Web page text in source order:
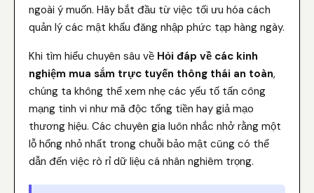
ngoài ý muốn. Hãy bắt đầu từ việc tối ưu hóa cách
quản lý các mật khẩu đăng nhập phức tạp hàng ngày.
Khi tìm hiểu chuyên sâu về Hỏi đáp về các kinh
nghiệm mua sắm trực tuyến thông thái an toàn,
chúng ta không thể xem nhẹ các yếu tố tấn công
mạng tinh vi như mã độc tống tiền hay giả mạo
thương hiệu. Các chuyên gia luôn nhắc nhở rằng một
lỗ hổng nhỏ nhất trong chuỗi bảo mật cũng có thể
dẫn đến việc rò rỉ dữ liệu cá nhân nghiêm trọng.